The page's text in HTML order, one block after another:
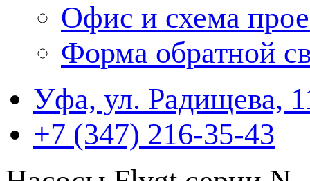
Офис и схема
Форма обратной
Уфа, ул. Радищева,
+7 (347) 216-35-43